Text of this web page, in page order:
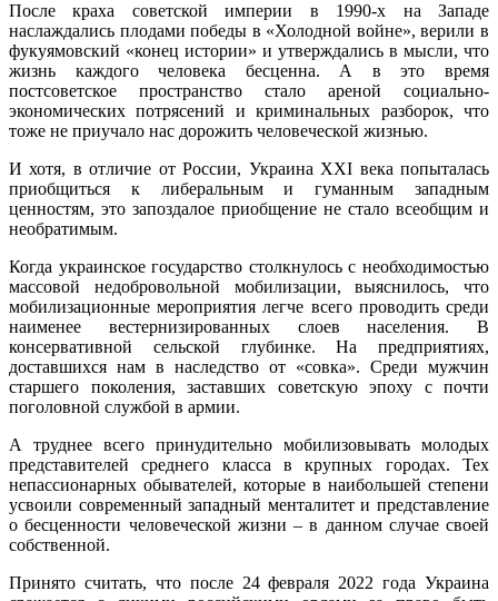
После краха советской империи в 1990-х на Западе
наслаждались плодами победы в «Холодной войне», верили в
фукуямовский «конец истории» и утверждались в мысли, что
жизнь каждого человека бесценна. А в это время
постсоветское пространство стало ареной социально-
экономических потрясений и криминальных разборок, что
тоже не приучало нас дорожить человеческой жизнью.
И хотя, в отличие от России, Украина XXI века попыталась
приобщиться к либеральным и гуманным западным
ценностям, это запоздалое приобщение не стало всеобщим и
необратимым.
Когда украинское государство столкнулось с необходимостью
массовой недобровольной мобилизации, выяснилось, что
мобилизационные мероприятия легче всего проводить среди
наименее вестернизированных слоев населения. В
консервативной сельской глубинке. На предприятиях,
доставшихся нам в наследство от «совка». Среди мужчин
старшего поколения, заставших советскую эпоху с почти
поголовной службой в армии.
А труднее всего принудительно мобилизовывать молодых
представителей среднего класса в крупных городах. Тех
непассионарных обывателей, которые в наибольшей степени
усвоили современный западный менталитет и представление
о бесценности человеческой жизни – в данном случае своей
собственной.
Принято считать, что после 24 февраля 2022 года Украина